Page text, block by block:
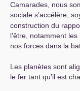
Camarades, nous
sociale s’accélère,
construction du
l’être, notamment
nos forces dans la
Les planètes sont
le fer tant qu’il est